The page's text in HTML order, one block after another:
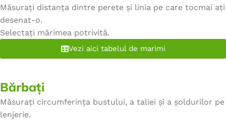
Măsurați distanța dintre perete și linia pe care tocmai ați
desenat-o.
Selectați mărimea potrivită.
Vezi aici tabelul de marimi
Bărbați
Măsurați circumferința bustului, a taliei și a șoldurilor pe
lenjerie.